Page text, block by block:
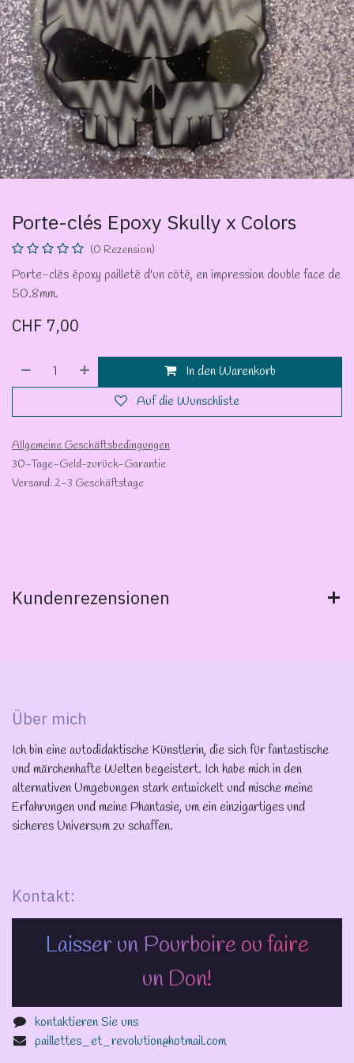
Porte-clés Epoxy Skully x Colors
(0 Rezension)
Porte-clés époxy pailleté d'un côté, en impression double face de
50.8mm.
CHF 7,00
In den Warenkorb
Auf die Wunschliste
Allgemeine Geschäftsbedingungen
30-Tage-Geld-zurück-Garantie
Versand: 2-3 Geschäftstage
Kundenrezensionen
Über mich
Ich bin eine autodidaktische Künstlerin, die sich für fantastische
und märchenhafte Welten begeistert. Ich habe mich in den
alternativen Umgebungen stark entwickelt und mische meine
Erfahrungen und meine Phantasie, um ein einzigartiges und
sicheres Universum zu schaffen.
Kontakt:
Laisser un Pourboire ou faire
un Don!
kontaktieren Sie uns
paillettes_et_revolution@hotmail.com